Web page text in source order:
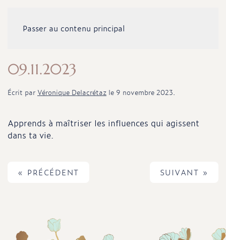
Passer au contenu principal
09.11.2023
Écrit par Véronique Delacrétaz le 9 novembre 2023.
Apprends à maîtriser les influences qui agissent
dans ta vie.
« PRÉCÉDENT SUIVANT »